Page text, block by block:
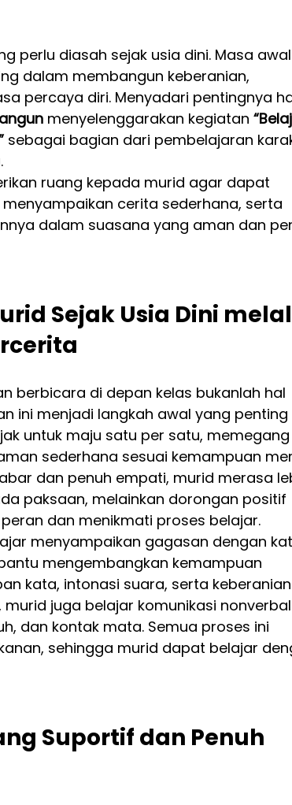
perlu diasah sejak usia dini. Masa
dalam membangun keberanian,
percaya diri. Menyadari pentingnya
menyelenggarakan kegiatan
sebagai bagian dari pembelajaran
ruang kepada murid agar dapat
cerita sederhana, serta
dalam suasana yang aman dan
Sejak Usia Dini
berbicara di depan kelas bukanlah hal
ini menjadi langkah awal yang penting
untuk maju satu per satu,
sederhana sesuai kemampuan
dan penuh empati, murid merasa
paksaan, melainkan dorongan positif
dan menikmati proses belajar.
menyampaikan gagasan dengan
mengembangkan kemampuan
kata, intonasi suara, serta
juga belajar komunikasi
dan kontak mata. Semua proses ini
sehingga murid dapat belajar
Suportif dan Penuh